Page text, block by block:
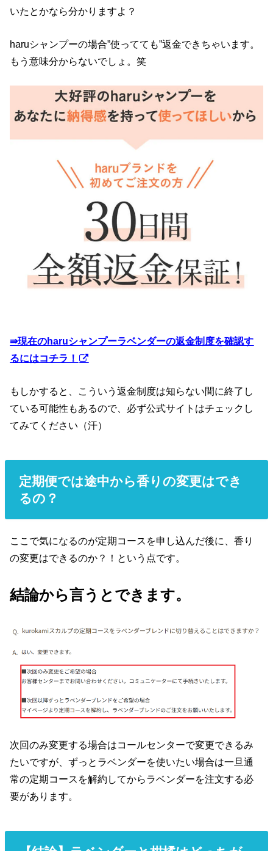
いたとかなら分かりますよ？
haruシャンプーの場合”使ってても”返金できちゃいます。
もう意味分からないでしょ。笑
⇛現在のharuシャンプーラベンダーの返金制度を確認す
るにはコチラ！
もしかすると、こういう返金制度は知らない間に終了し
ている可能性もあるので、必ず公式サイトはチェックし
てみてください（汗）
定期便では途中から香りの変更はでき
るの？
ここで気になるのが定期コースを申し込んだ後に、香り
の変更はできるのか？！という点です。
結論から言うとできます。
次回のみ変更する場合はコールセンターで変更できるみ
たいですが、ずっとラベンダーを使いたい場合は一旦通
常の定期コースを解約してからラベンダーを注文する必
要があります。